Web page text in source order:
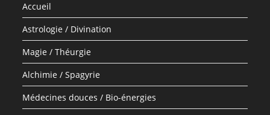
Accueil
Astrologie / Divination
Magie / Théurgie
Alchimie / Spagyrie
Médecines douces / Bio-énergies